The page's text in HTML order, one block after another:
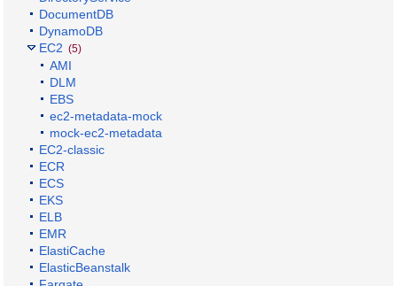
DocumentDB
DynamoDB
EC2 (5)
AMI
DLM
EBS
ec2-metadata-mock
mock-ec2-metadata
EC2-classic
ECR
ECS
EKS
ELB
EMR
ElastiCache
ElasticBeanstalk